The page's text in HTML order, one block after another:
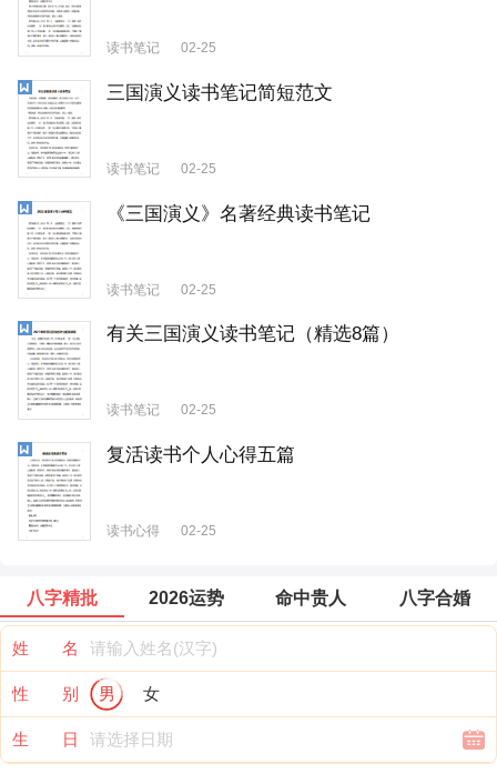
读书笔记 02-25
三国演义读书笔记简短范文
读书笔记 02-25
《三国演义》名著经典读书笔记
读书笔记 02-25
有关三国演义读书笔记（精选8篇）
读书笔记 02-25
复活读书个人心得五篇
读书心得 02-25
八字精批 2026运势 命中贵人 八字合婚
姓 名
性 别 男 女
生 日